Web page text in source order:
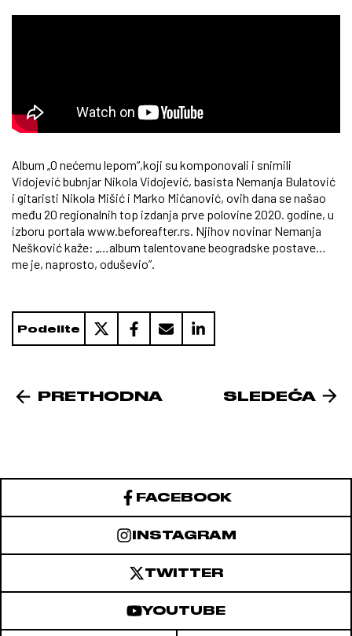
Album „O nećemu lepom“,koji su komponovali i snimili
Vidojević bubnjar Nikola Vidojević, basista Nemanja Bulatović
i gitaristi Nikola Mišić i Marko Mićanović, ovih dana se našao
među 20 regionalnih top izdanja prve polovine 2020. godine, u
izboru portala www.beforeafter.rs. Njihov novinar Nemanja
Nešković kaže: „…album talentovane beogradske postave…
me je, naprosto, oduševio”.
Podelite
PRETHODNA SLEDEĆA
FACEBOOK
INSTAGRAM
TWITTER
YOUTUBE